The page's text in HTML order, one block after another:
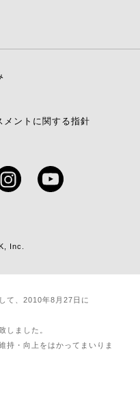
メントに関する指針
Inc.
て、2010年8月27日に
しました。​
持・向上をはかってまいりま